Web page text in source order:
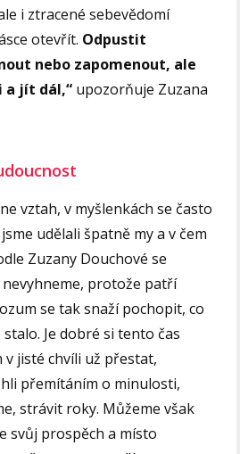
i ztracené sebevědomí
otevřít. Odpustit
nebo zapomenout, ale
a jít dál,“ upozorňuje Zuzana
vztah, v myšlenkách se často
udělali špatně my a v čem
Zuzany Douchové se
protože patří
se tak snaží pochopit, co
Je dobré si tento čas
jisté chvíli už přestat,
přemítáním o minulosti,
strávit roky. Můžeme však
svůj prospěch a místo